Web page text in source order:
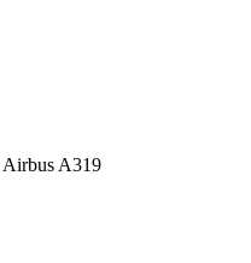
Airbus A319